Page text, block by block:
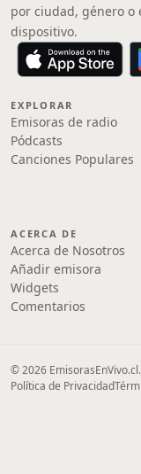
por ciudad, género
dispositivo.
EXPLORAR
Emisoras de radio
Pódcasts
Canciones Populares
ACERCA DE
Acerca de Nosotros
Añadir emisora
Widgets
Comentarios
© 2026
Política de Privacidad